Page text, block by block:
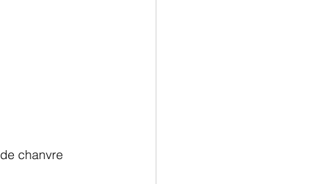
chanvre